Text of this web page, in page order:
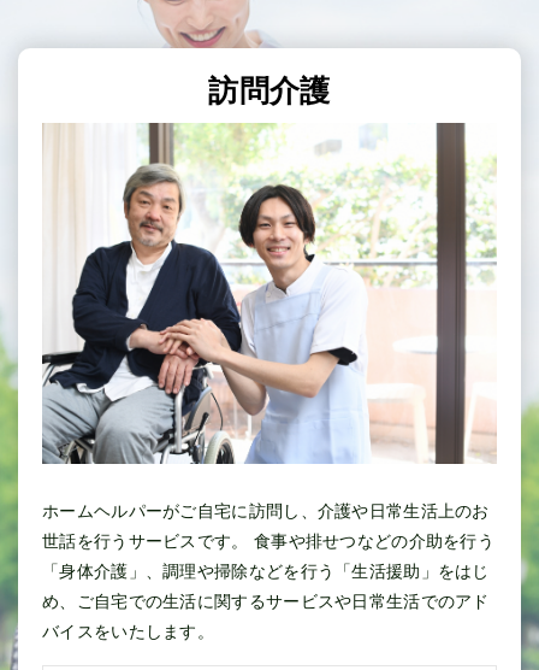
訪問介護
ホームヘルパーがご自宅に訪問し、介護や日常生活上のお
世話を行うサービスです。 食事や排せつなどの介助を行う
「身体介護」、調理や掃除などを行う「生活援助」をはじ
め、ご自宅での生活に関するサービスや日常生活でのアド
バイスをいたします。